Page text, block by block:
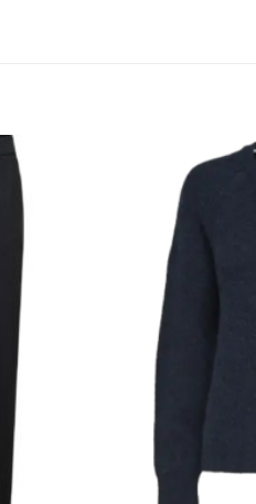
En liten velkomstgave til deg! ❤️
familien i dag. Som medlem får du
handel og eksklusive fordeler rett i
JA, HENT MIN RABATTKODE!